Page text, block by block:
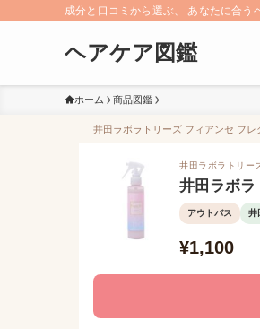
成分と口コミから選ぶ、 あなたに合う
ヘアケア図鑑
ホーム 商品図鑑
井田ラボラトリーズ フィアンセ フレ
井田ラボラトリー
井田ラボラ
アウトバス 井
¥1,100